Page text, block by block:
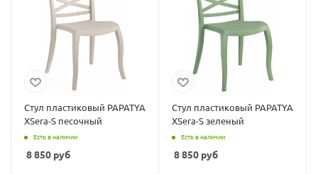
Стул пластиковый PAPATYA
XSera-S песочный
Есть в наличии
8 850 руб
Стул пластиковый PAPATYA
XSera-S зеленый
Есть в наличии
8 850 руб